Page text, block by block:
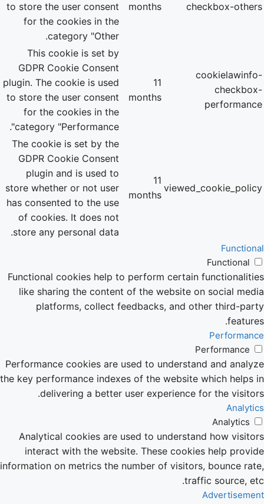
checkbox-others
months
to store the user consent
for the cookies in the
category "Other.
cookielawinfo-
checkbox-
performance
11
months
This cookie is set by
GDPR Cookie Consent
plugin. The cookie is used
to store the user consent
for the cookies in the
category "Performance".
viewed_cookie_policy
11
months
The cookie is set by the
GDPR Cookie Consent
plugin and is used to
store whether or not user
has consented to the use
of cookies. It does not
store any personal data.
Functional
Functional
Functional cookies help to perform certain functionalities
like sharing the content of the website on social media
platforms, collect feedbacks, and other third-party
features.
Performance
Performance
Performance cookies are used to understand and analyze
the key performance indexes of the website which helps in
delivering a better user experience for the visitors.
Analytics
Analytics
Analytical cookies are used to understand how visitors
interact with the website. These cookies help provide
information on metrics the number of visitors, bounce rate,
traffic source, etc.
Advertisement